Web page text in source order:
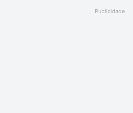
Publicidade